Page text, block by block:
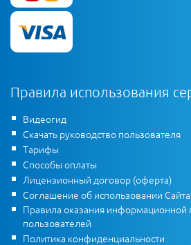
Правила использования
Видеогид
Скачать руководство пользователя
Тарифы
Способы оплаты
Лицензионный договор (оферта)
Соглашение об использовании Сайта
Правила оказания информационной
пользователей
Политика конфиденциальности